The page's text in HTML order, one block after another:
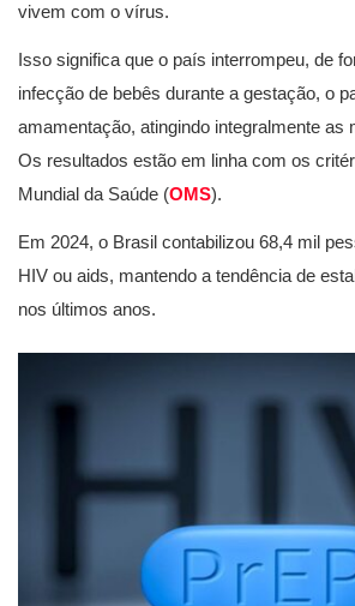
vivem com o vírus.
Isso significa que o país interrompeu, de
infecção de bebês durante a gestação, o
amamentação, atingindo integralmente as
Os resultados estão em linha com os
Mundial da Saúde (OMS).
Em 2024, o Brasil contabilizou 68,4 mil
HIV ou aids, mantendo a tendência de
nos últimos anos.